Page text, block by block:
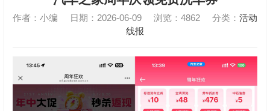
作者：小编 日期：2026-06-09 浏览：4862 分类： 活动
线报